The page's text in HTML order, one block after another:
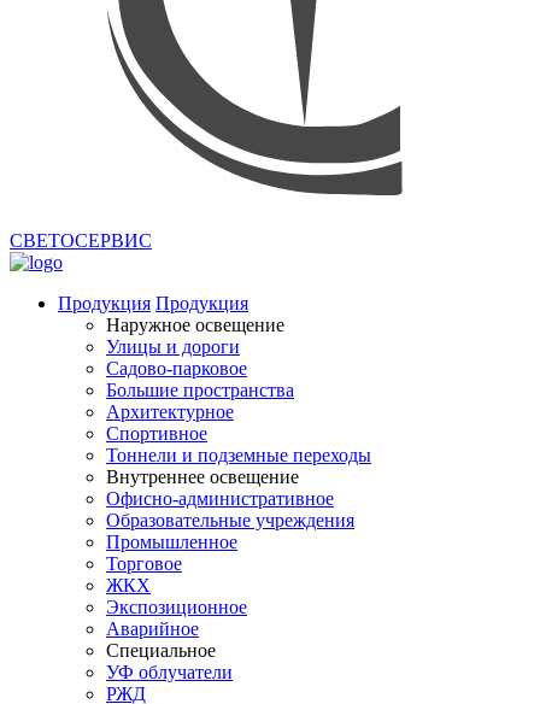
СВЕТОСЕРВИС
Продукция Продукция
Наружное освещение
Улицы и дороги
Садово-парковое
Большие пространства
Архитектурное
Спортивное
Тоннели и подземные переходы
Внутреннее освещение
Офисно-административное
Образовательные учреждения
Промышленное
Торговое
ЖКХ
Экспозиционное
Аварийное
Специальное
УФ облучатели
РЖД